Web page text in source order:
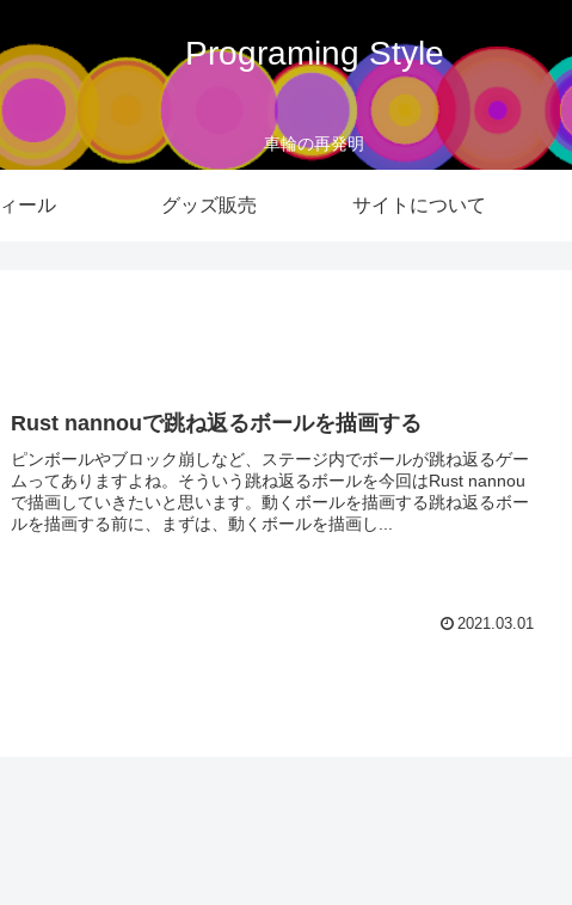
Programing Style
車輪の再発明
ール グッズ販売 サイトについて
Rust nannouで跳ね返るボールを描画する
ピンボールやブロック崩しなど、ステージ内でボールが跳ね返るゲー
ムってありますよね。そういう跳ね返るボールを今回はRust nannou
で描画していきたいと思います。動くボールを描画する跳ね返るボー
ルを描画する前に、まずは、動くボールを描画し...
2021.03.01